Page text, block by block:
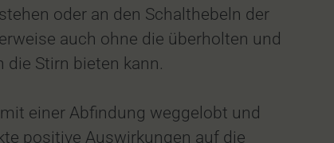
oder an den Schalthebeln der
auch ohne die überholten und
Stirn bieten kann.
einer Abfindung weggelobt und
positive Auswirkungen auf die